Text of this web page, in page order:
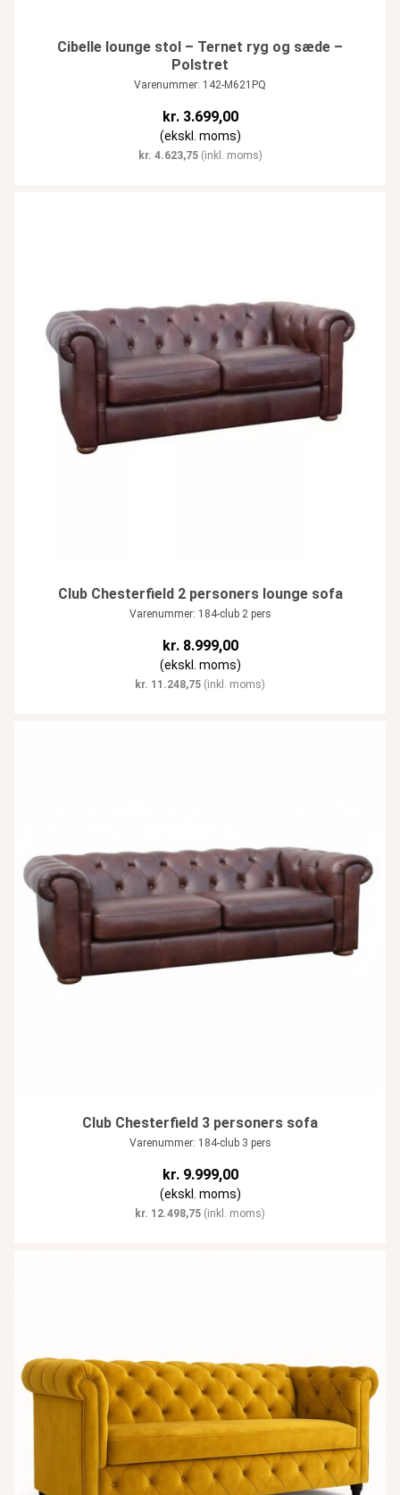
Cibelle lounge stol – Ternet ryg og sæde –
Polstret
Varenummer: 142-M621PQ
kr.3.699,00
(ekskl. moms)
kr. 4.623,75(inkl. moms)
Club Chesterfield 2 personers lounge sofa
Varenummer: 184-club 2 pers
kr.8.999,00
(ekskl. moms)
kr. 11.248,75 (inkl. moms)
Club Chesterfield 3 personers sofa
Varenummer: 184-club 3 pers
kr.9.999,00
(ekskl. moms)
kr. 12.498,75 (inkl. moms)